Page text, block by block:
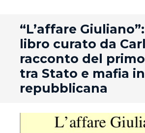
“L’affare
libro curato da
racconto del
tra Stato e mafia
repubblicana